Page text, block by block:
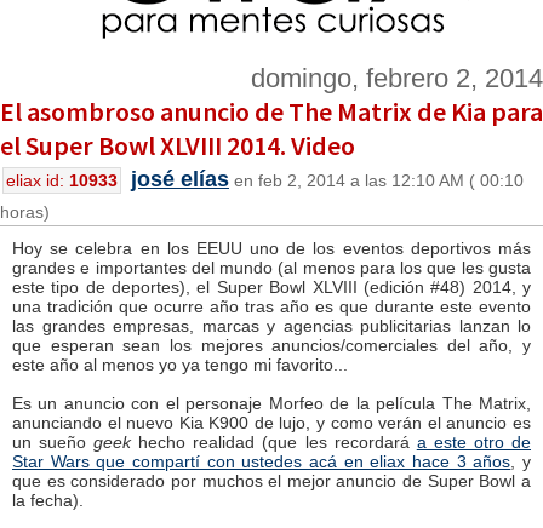
domingo, febrero 2, 2014
El asombroso anuncio de The Matrix de Kia para
el Super Bowl XLVIII 2014. Video
eliax id: 10933 josé elías en feb 2, 2014 a las 12:10 AM ( 00:10
horas)
Hoy se celebra en los EEUU uno de los eventos deportivos más
grandes e importantes del mundo (al menos para los que les gusta
este tipo de deportes), el Super Bowl XLVIII (edición #48) 2014, y
una tradición que ocurre año tras año es que durante este evento
las grandes empresas, marcas y agencias publicitarias lanzan lo
que esperan sean los mejores anuncios/comerciales del año, y
este año al menos yo ya tengo mi favorito...
Es un anuncio con el personaje Morfeo de la película The Matrix,
anunciando el nuevo Kia K900 de lujo, y como verán el anuncio es
un sueñogeekhecho realidad (que les recordará a este otro de
Star Wars que compartí con ustedes acá en eliax hace 3 años , y
que es considerado por muchos el mejor anuncio de Super Bowl a
la fecha).